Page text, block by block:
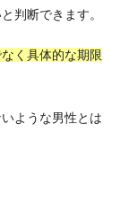
判断できます。
く具体的な期限
ような男性とは